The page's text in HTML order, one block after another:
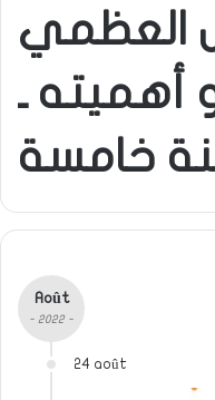
العظمي
أهميته ـ
خامسة
Août
- 2022 -
24 août